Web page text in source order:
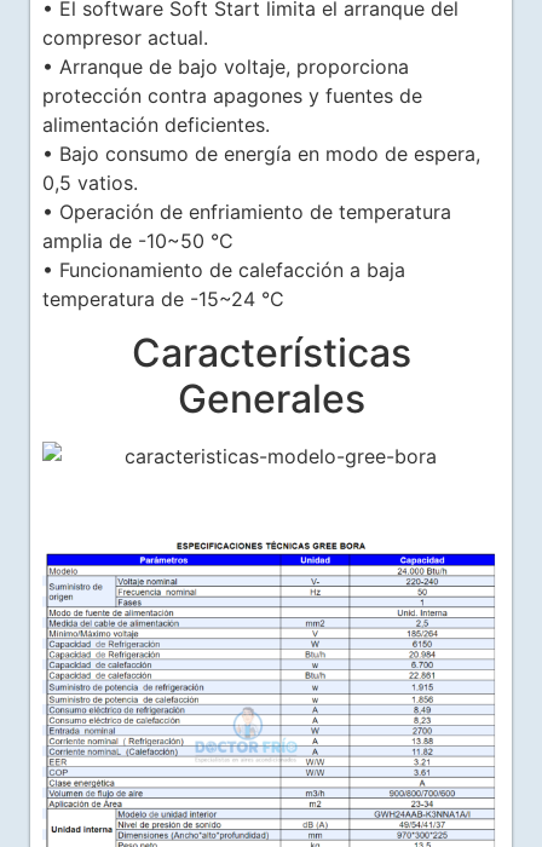
• El software Soft Start limita el arranque del
compresor actual.
• Arranque de bajo voltaje, proporciona
protección contra apagones y fuentes de
alimentación deficientes.
• Bajo consumo de energía en modo de espera,
0,5 vatios.
• Operación de enfriamiento de temperatura
amplia de -10~50 °C
• Funcionamiento de calefacción a baja
temperatura de -15~24 °C
Características
Generales